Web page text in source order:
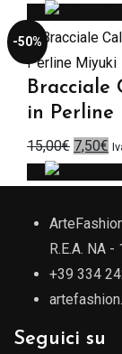
-50%
Bracciale
in Perline
15,00€ Il
era:
15,00€.
7,50€ Il
è:
R.E.A. NA
+39 334
Seguici su